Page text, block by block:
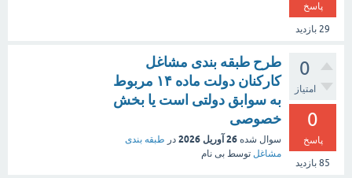
پاسخ
29 بازدید
0
امتیاز
0
پاسخ
85 بازدید
طرح طبقه بندی مشاغل
کارکنان دولت ماده ۱۴ مربوط
به سوابق دولتی است یا بخش
خصوصی
سوال شده 26 آوریل 2026 در طبقه بندی
مشاغل توسط بی نام